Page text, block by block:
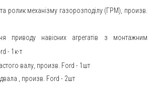
ролик механізму газорозподілу (ГРМ), произв.
приводу навісних агрегатів з монтажним
- 1к-т
валу, произв. Ford - 1шт
, произв. Ford - 2шт